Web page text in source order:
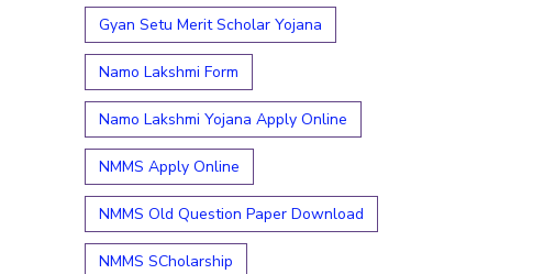
Gyan Setu Merit Scholar Yojana
Namo Lakshmi Form
Namo Lakshmi Yojana Apply Online
NMMS Apply Online
NMMS Old Question Paper Download
NMMS SCholarship